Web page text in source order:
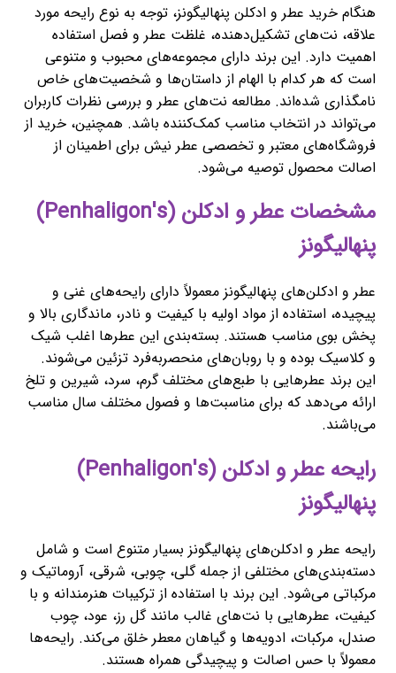
هنگام خرید عطر و ادکلن پنهالیگونز، توجه به نوع رایحه مورد
علاقه، نت‌های تشکیل‌دهنده، غلظت عطر و فصل استفاده
اهمیت دارد. این برند دارای مجموعه‌های محبوب و متنوعی
است که هر کدام با الهام از داستان‌ها و شخصیت‌های خاص
نامگذاری شده‌اند. مطالعه نت‌های عطر و بررسی نظرات کاربران
می‌تواند در انتخاب مناسب کمک‌کننده باشد. همچنین، خرید از
فروشگاه‌های معتبر و تخصصی عطر نیش برای اطمینان از
اصالت محصول توصیه می‌شود.
مشخصات عطر و ادکلن (Penhaligon's)
پنهالیگونز
عطر و ادکلن‌های پنهالیگونز معمولاً دارای رایحه‌های غنی و
پیچیده، استفاده از مواد اولیه با کیفیت و نادر، ماندگاری بالا و
پخش بوی مناسب هستند. بسته‌بندی این عطرها اغلب شیک
و کلاسیک بوده و با روبان‌های منحصربه‌فرد تزئین می‌شوند.
این برند عطرهایی با طبع‌های مختلف گرم، سرد، شیرین و تلخ
ارائه می‌دهد که برای مناسبت‌ها و فصول مختلف سال مناسب
می‌باشند.
رایحه عطر و ادکلن (Penhaligon's)
پنهالیگونز
رایحه عطر و ادکلن‌های پنهالیگونز بسیار متنوع است و شامل
دسته‌بندی‌های مختلفی از جمله گلی، چوبی، شرقی، آروماتیک و
مرکباتی می‌شود. این برند با استفاده از ترکیبات هنرمندانه و با
کیفیت، عطرهایی با نت‌های غالب مانند گل رز، عود، چوب
صندل، مرکبات، ادویه‌ها و گیاهان معطر خلق می‌کند. رایحه‌ها
معمولاً با حس اصالت و پیچیدگی همراه هستند.